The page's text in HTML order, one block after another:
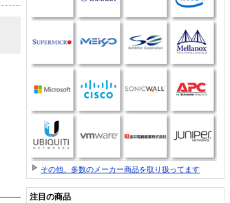
その他、多数のメーカー商品を取り扱ってます
注目の商品